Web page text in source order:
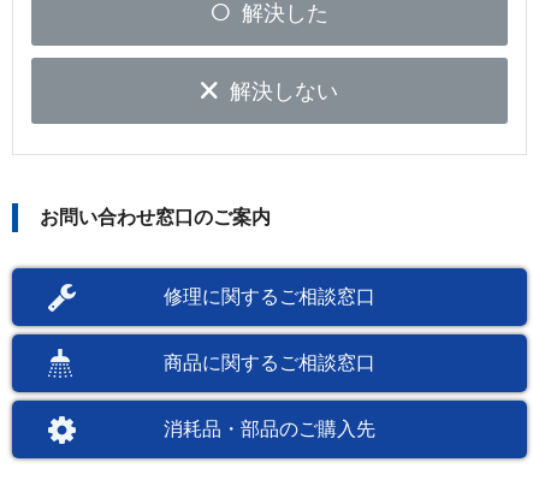
解決した
解決しない
お問い合わせ窓口のご案内
修理に関するご相談窓口
商品に関するご相談窓口
消耗品・部品のご購入先